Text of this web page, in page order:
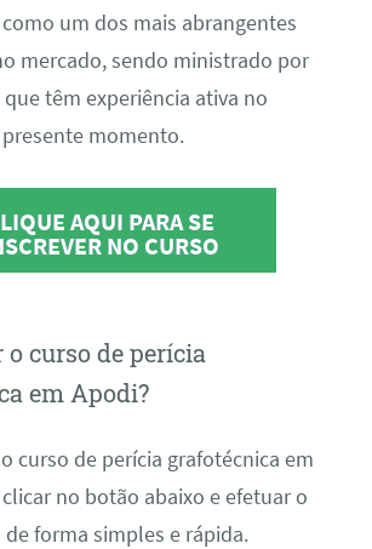
um dos mais abrangentes
mercado, sendo ministrado por
têm experiência ativa no
momento.
AQUI PARA SE
NO CURSO
o curso de perícia
em Apodi?
curso de perícia grafotécnica em
no botão abaixo e efetuar o
forma simples e rápida.